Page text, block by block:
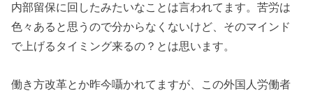
内部留保に回したみたいなことは言われてます。苦労は
色々あると思うので分からなくないけど、そのマインド
で上げるタイミング来るの？とは思います。
働き方改革とか昨今囁かれてますが、この外国人労働者